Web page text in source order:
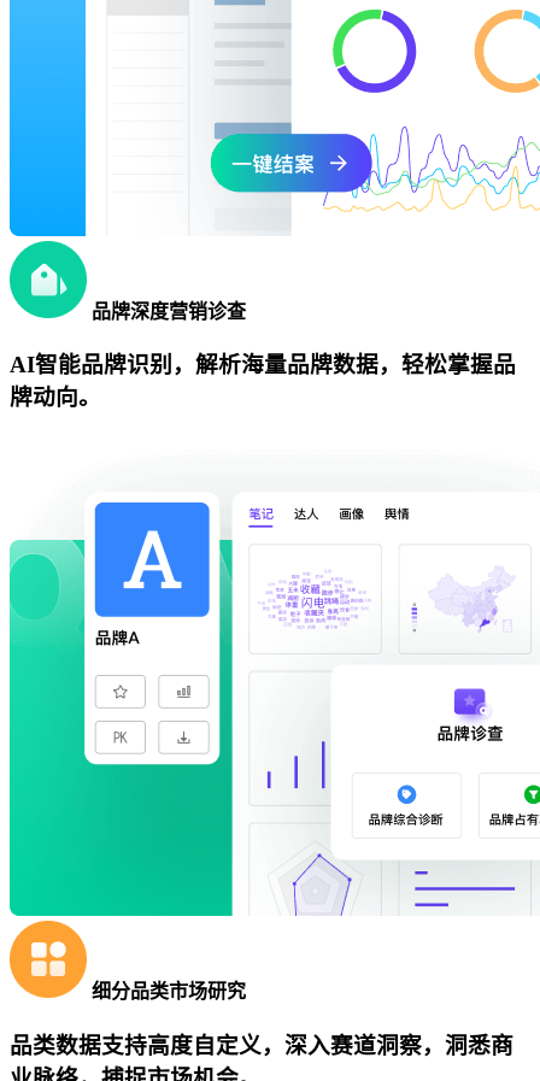
品牌深度营销诊查
AI智能品牌识别，解析海量品牌数据，轻松掌握品
牌动向。
细分品类市场研究
品类数据支持高度自定义，深入赛道洞察，洞悉商